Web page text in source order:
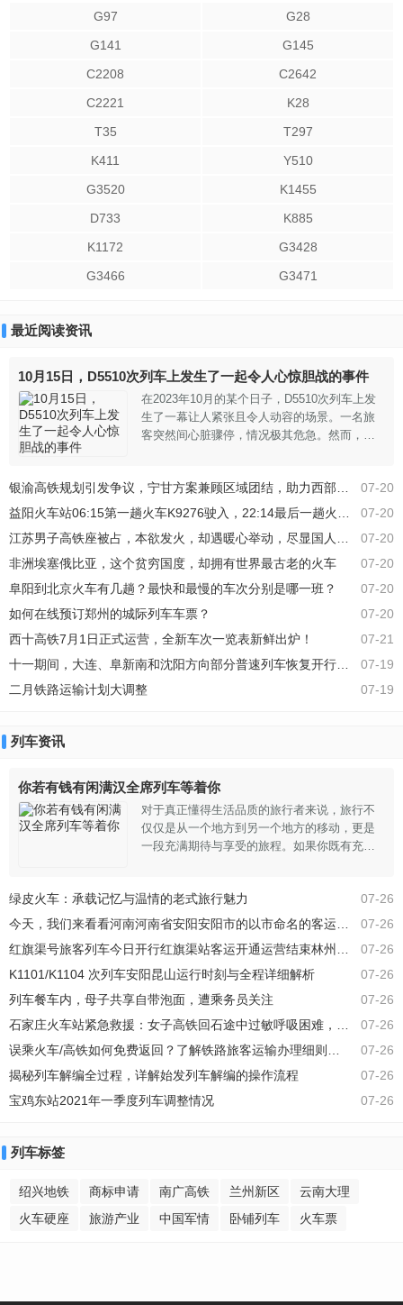
G97
G28
G141
G145
C2208
C2642
C2221
K28
T35
T297
K411
Y510
G3520
K1455
D733
K885
K1172
G3428
G3466
G3471
最近阅读资讯
10月15日，D5510次列车上发生了一起令人心惊胆战的事件
在2023年10月的某个日子，D5510次列车上发
生了一幕让人紧张且令人动容的场景。一名旅
客突然间心脏骤停，情况极其危急。然而，在
援。不一会，两名医疗专业人员在听到呼吁后
便火速抵达现场，并轮流进行心肺复苏术。他
钟。随着抢救的深入，医护人员开始感到呼吸
急促和体力透支，但他们并未退缩
07-20
07-20
07-20
07-20
非洲埃塞俄比亚，这个贫穷国度，却拥有世界最古老的火车
07-20
阜阳到北京火车有几趟？最快和最慢的车次分别是哪一班？
07-20
如何在线预订郑州的城际列车车票？
07-21
西十高铁7月1日正式运营，全新车次一览表新鲜出炉！
07-19
07-19
二月铁路运输计划大调整
列车资讯
你若有钱有闲满汉全席列车等着你
对于真正懂得生活品质的旅行者来说，旅行不
仅仅是从一个地方到另一个地方的移动，更是
一段充满期待与享受的旅程。如果你既有充裕
致享受的旅客打造，它不仅仅是一辆普通的运
输工具，更是一座移动的豪华餐厅，带你穿越
大饱口福。最近亮相的满汉全席列车，将美食
与美景完美融合，成为了当下旅行界的新宠
07-26
绿皮火车：承载记忆与温情的老式旅行魅力
07-26
07-26
07-26
K1101/K1104 次列车安阳昆山运行时刻与全程详细解析
07-26
列车餐车内，母子共享自带泡面，遭乘务员关注
07-26
07-26
07-26
揭秘列车解编全过程，详解始发列车解编的操作流程
07-26
宝鸡东站2021年一季度列车调整情况
列车标签
绍兴地铁 商标申请 南广高铁 兰州新区
云南大理
火车硬座
旅游产业 中国军情 卧铺列车 火车票